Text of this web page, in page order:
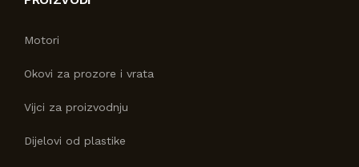
Motori
Okovi za prozore i vrata
Vijci za proizvodnju
Dijelovi od plastike